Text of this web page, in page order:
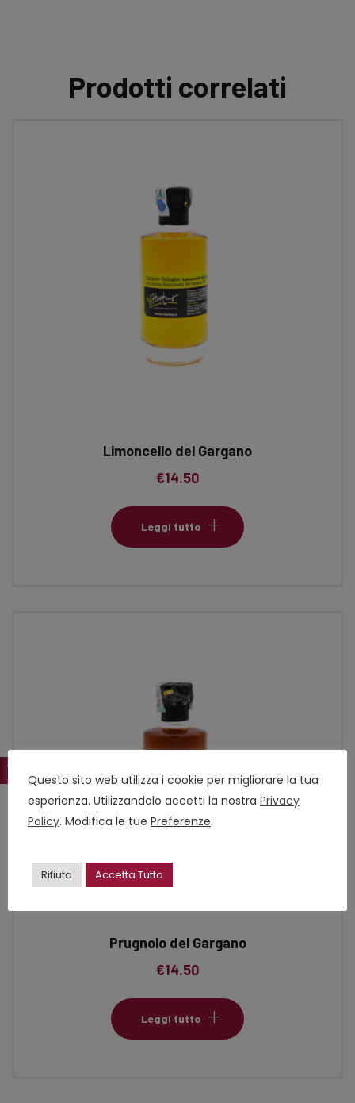
Prodotti correlati
Limoncello del Gargano
€14.50
Leggi tutto
Prugnolo del Gargano
€14.50
Leggi tutto
Questo sito web utilizza i cookie per migliorare la tua
esperienza. Utilizzandolo accetti la nostra Privacy
Policy. Modifica le tue Preferenze.
Rifiuta Accetta Tutto